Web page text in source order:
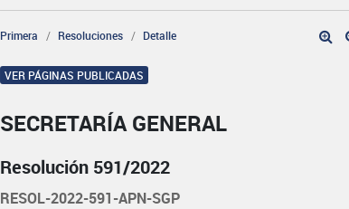
Primera Resoluciones Detalle
VER PÁGINAS PUBLICADAS
SECRETARÍA GENERAL
Resolución 591/2022
RESOL-2022-591-APN-SGP